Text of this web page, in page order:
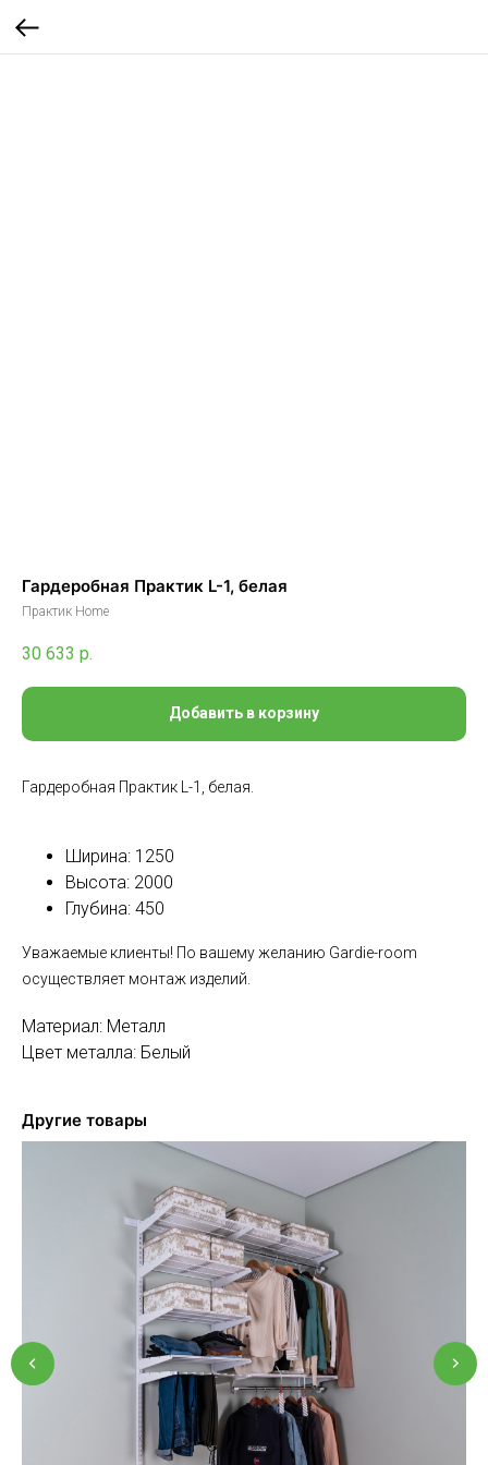
Гардеробная Практик L-1, белая
Практик Home
30 633 р.
Добавить в корзину
Гардеробная Практик L-1, белая.
Ширина: 1250
Высота: 2000
Глубина: 450
Уважаемые клиенты! По вашему желанию Gardie-room
осуществляет монтаж изделий.
Материал: Металл
Цвет металла: Белый
Другие товары